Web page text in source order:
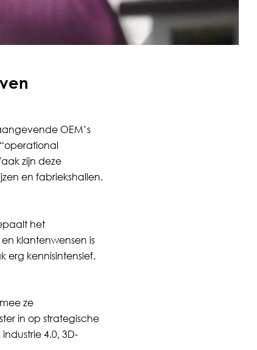
OEM’s
zijn deze
en fabriekshallen.
het
klantenwensen is
erg kennisintensief.
ze
in op strategische
4.0, 3D-